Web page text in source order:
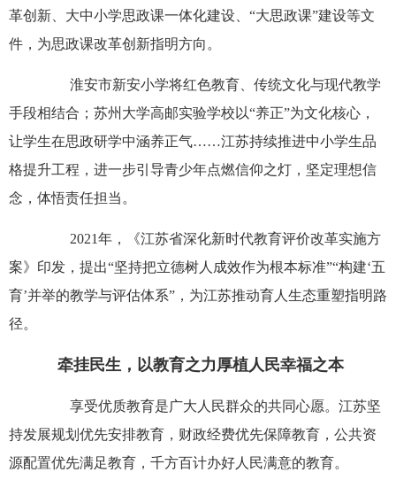
革创新、大中小学思政课一体化建设、“大思政课”建设等文
件，为思政课改革创新指明方向。
淮安市新安小学将红色教育、传统文化与现代教学
手段相结合；苏州大学高邮实验学校以“养正”为文化核心，
让学生在思政研学中涵养正气……江苏持续推进中小学生品
格提升工程，进一步引导青少年点燃信仰之灯，坚定理想信
念，体悟责任担当。
2021年，《江苏省深化新时代教育评价改革实施方
案》印发，提出“坚持把立德树人成效作为根本标准”“构建‘五
育’并举的教学与评估体系”，为江苏推动育人生态重塑指明路
径。
牵挂民生，以教育之力厚植人民幸福之本
享受优质教育是广大人民群众的共同心愿。江苏坚
持发展规划优先安排教育，财政经费优先保障教育，公共资
源配置优先满足教育，千方百计办好人民满意的教育。